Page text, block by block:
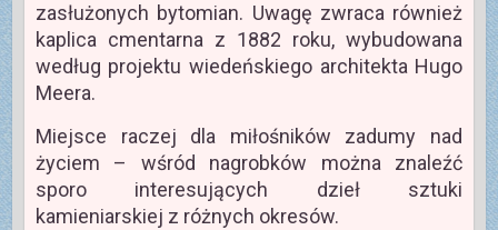
zasłużonych bytomian. Uwagę zwraca również
kaplica cmentarna z 1882 roku, wybudowana
według projektu wiedeńskiego architekta Hugo
Meera.
Miejsce raczej dla miłośników zadumy nad
życiem – wśród nagrobków można znaleźć
sporo interesujących dzieł sztuki
kamieniarskiej z różnych okresów.